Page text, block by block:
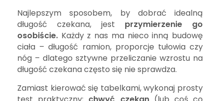
Najlepszym sposobem, by dobrać idealną
długość czekana, jest przymierzenie go
osobiście. Każdy z nas ma nieco inną budowę
ciała – długość ramion, proporcje tułowia czy
nóg – dlatego sztywne przeliczanie wzrostu na
długość czekana często się nie sprawdza.
Zamiast kierować się tabelkami, wykonaj prosty